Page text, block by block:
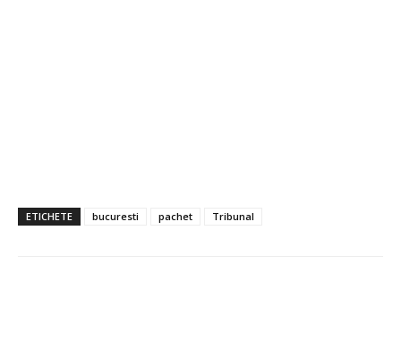
ETICHETE bucuresti pachet Tribunal